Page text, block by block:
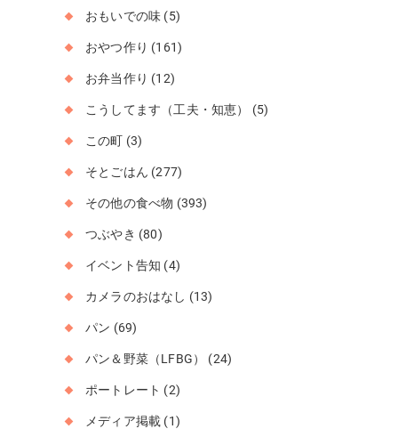
おもいでの味 (5)
おやつ作り (161)
お弁当作り (12)
こうしてます（工夫・知恵） (5)
この町 (3)
そとごはん (277)
その他の食べ物 (393)
つぶやき (80)
イベント告知 (4)
カメラのおはなし (13)
パン (69)
パン＆野菜（LFBG） (24)
ポートレート (2)
メディア掲載 (1)